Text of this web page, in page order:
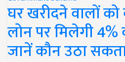
घर खरीदने वालों को
लोन पर मिलेगी 4%
जानें कौन उठा